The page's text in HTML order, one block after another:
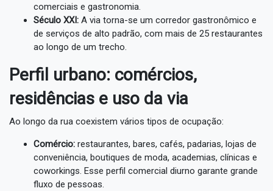
comerciais e gastronomia.
Século XXI: A via torna-se um corredor gastronômico e
de serviços de alto padrão, com mais de 25 restaurantes
ao longo de um trecho.
Perfil urbano: comércios,
residências e uso da via
Ao longo da rua coexistem vários tipos de ocupação:
Comércio: restaurantes, bares, cafés, padarias, lojas de
conveniência, boutiques de moda, academias, clínicas e
coworkings. Esse perfil comercial diurno garante grande
fluxo de pessoas.